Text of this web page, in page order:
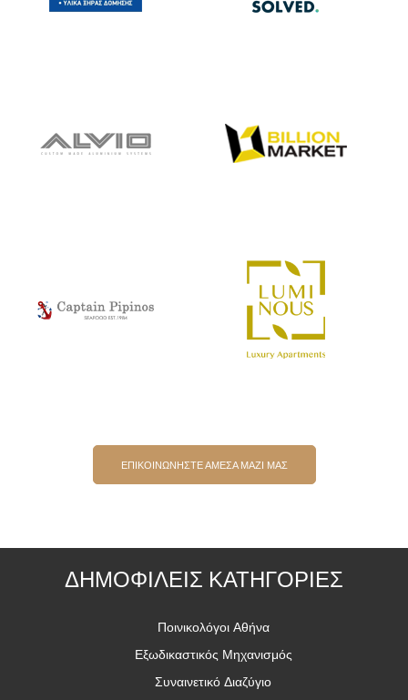
ΕΠΙΚΟΙΝΩΝΗΣΤΕ ΑΜΕΣΑ ΜΑΖΙ ΜΑΣ
ΔΗΜΟΦΙΛΕΙΣ ΚΑΤΗΓΟΡΙΕΣ
Ποινικολόγοι Αθήνα
Εξωδικαστικός Μηχανισμός
Συναινετικό Διαζύγιο